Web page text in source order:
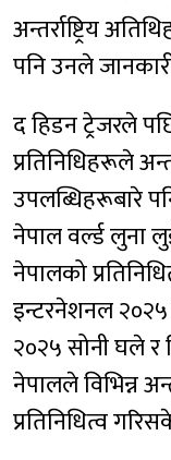
अन्तर्राष्ट्रिय
पनि उनले
द हिडन ट्रेजरले
प्रतिनिधिहरूले
उपलब्धिहरूबारे
नेपाल वर्ल्ड लुना
नेपालको
इन्टरनेशनल २०२५
२०२५ सोनी घले र
नेपालले विभिन्न
प्रतिनिधित्व